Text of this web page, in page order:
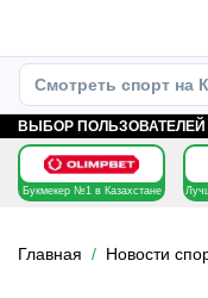
Смотреть спорт на
ВЫБОР ПОЛЬЗОВАТЕЛЕЙ
Букмекер №1 в Казахстане
Главная Новости